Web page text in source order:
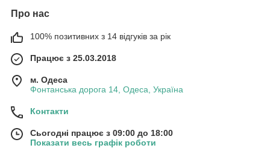
Про нас
100% позитивних з 14 відгуків за рік
Працює з 25.03.2018
м. Одеса
Фонтанська дорога 14, Одеса, Україна
Контакти
Сьогодні працює з 09:00 до 18:00
Показати весь графік роботи